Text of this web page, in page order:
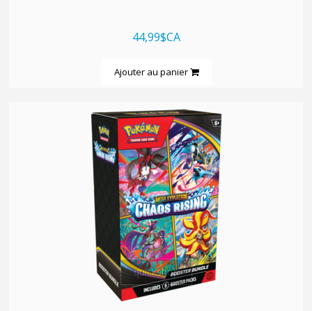
44,99$CA
Ajouter au panier
quickshop